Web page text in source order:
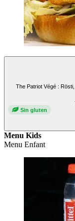
The Patriot Végé :
Sin gluten
Menu Kids
Menu Enfant